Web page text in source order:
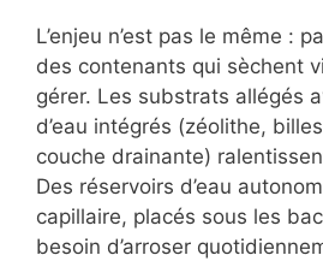
L’enjeu n’est pas le même :
des contenants qui sèchent
gérer. Les substrats allégés
d’eau intégrés (zéolithe,
couche drainante)
Des réservoirs d’eau
capillaire, placés sous les
besoin d’arroser